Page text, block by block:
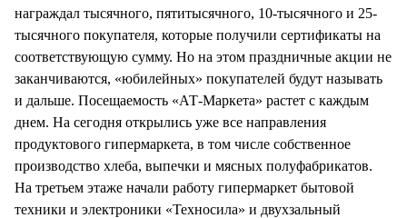
награждал тысячного, пятитысячного, 10-тысячного и 25-
тысячного покупателя, которые получили сертификаты на
соответствующую сумму. Но на этом праздничные акции не
заканчиваются, «юбилейных» покупателей будут называть
и дальше. Посещаемость «АТ-Маркета» растет с каждым
днем. На сегодня открылись уже все направления
продуктового гипермаркета, в том числе собственное
производство хлеба, выпечки и мясных полуфабрикатов.
На третьем этаже начали работу гипермаркет бытовой
техники и электроники «Техносила» и двухзальный